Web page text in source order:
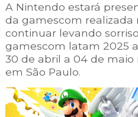
A Nintendo estará
da gamescom realizada
continuar levando
gamescom latam 2025
30 de abril a 04 de
em São Paulo.